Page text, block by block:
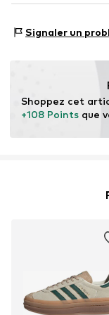
NL
Signaler un
+108 Points que